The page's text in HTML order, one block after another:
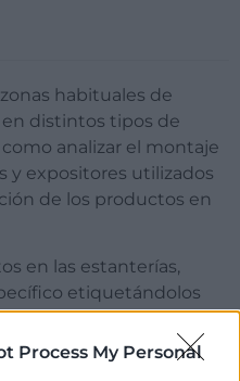
Process My Personal
habituales de
distintos tipos de
analizar el montaje
y expositores utilizados
de los productos en
en las estanterías,
etiquetándolos
las condiciones
y limpieza